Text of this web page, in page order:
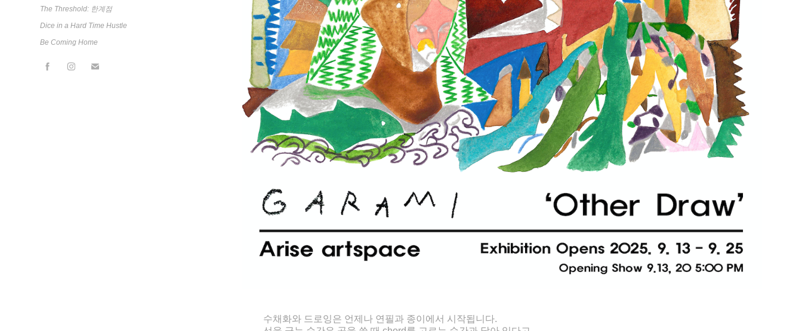
The Threshold: 한계점
Dice in a Hard Time Hustle
Be Coming Home
수채화와 드로잉은 언제나 연필과 종이에서 시작됩니다.